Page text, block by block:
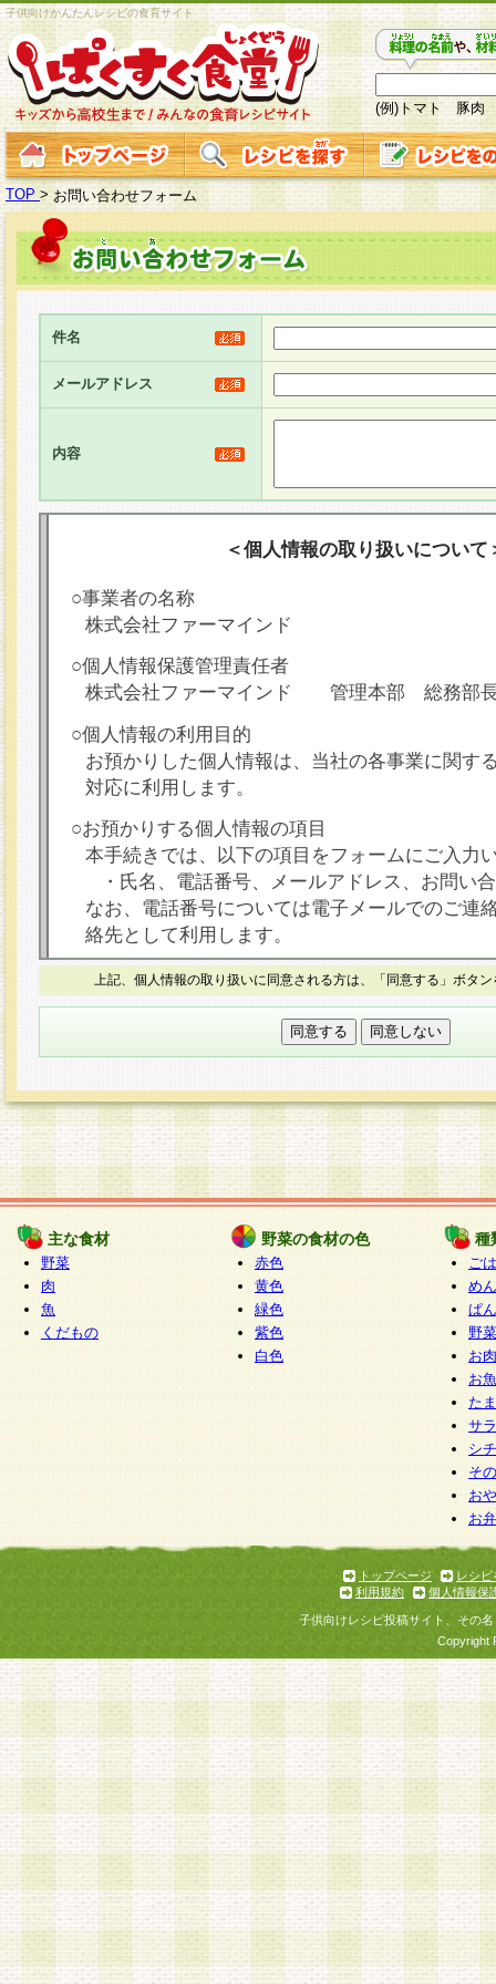
子供向けかんたんレシピの食育サイト
(例)トマト 豚肉
TOP > お問い合わせフォーム
件名
メールアドレス
内容
＜個人情報の取り扱いについて
○事業者の名称
株式会社ファーマインド
○個人情報保護管理責任者
株式会社ファーマインド 管理本部 総務部
○個人情報の利用目的
お預かりした個人情報は、当社の各事業に関す
対応に利用します。
○お預かりする個人情報の項目
本手続きでは、以下の項目をフォームにご入力
・氏名、電話番号、メールアドレス、お問い
なお、電話番号については電子メールでのご連
絡先として利用します。
○本人が容易に認識できない方法による個人情報
本フォームでは、セッション管理のためCookie
○個人情報の第三者提供について
力いただく個人情報は第三者に提供しません。
○個人情報の委託について
個人情報の取り扱いを外部に委託する場合は、
情報管理基準を満たす企業を選定して委託を行
が行われるよう監督します。
○開示対象個人情報の開示等および問い合わせ窓口
本人からの求めにより、当社が本件により取得
報の利用目的の通知・開示・内容の訂正・追加
停止・消去及び第三者への提供の禁止（以下、
といいます。）に応じます。
開示等に応じる窓口は以下になります。
ぱくすく食堂個人情報お客様相談窓口 paku-
m
個人情報を与えることは任意ですが、個人情報
意をいただけない場合には、当社のサービスの
お問い合わせ・ご相談への対応ができない場合
上記、個人情報の取り扱いに同意される方は、「同意する」ボタ
主な食材
野菜
肉
魚
くだもの
野菜の食材の色
赤色
黄色
緑色
紫色
白色
種
ご
めん
ぱん
野
お
お
た
サ
シ
そ
お
お
トップページ
レシピ
利用規約
個人情報保
子供向けレシピ投稿サイト、その
Copyright